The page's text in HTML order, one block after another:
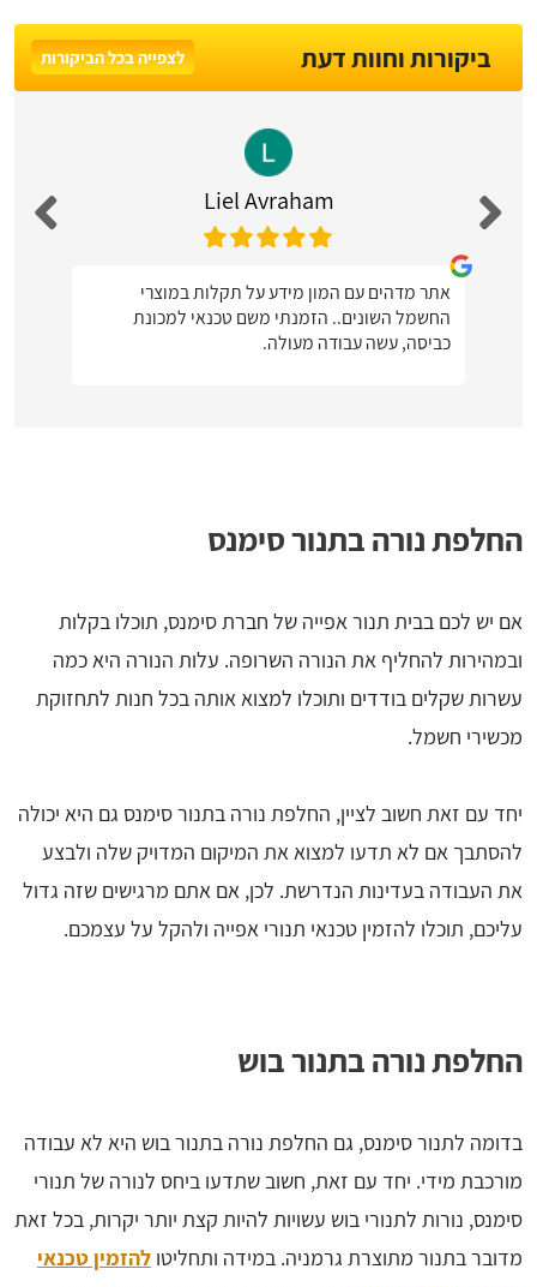
ביקורות וחוות דעת לצפייה בכל הביקורות
Liel Avraham
אתר מדהים עם המון מידע על תקלות במוצרי
החשמל השונים.. הזמנתי משם טכנאי למכונת
כביסה, עשה עבודה מעולה.
החלפת נורה בתנור סימנס
אם יש לכם בבית תנור אפייה של חברת סימנס, תוכלו בקלות
ובמהירות להחליף את הנורה השרופה. עלות הנורה היא כמה
עשרות שקלים בודדים ותוכלו למצוא אותה בכל חנות לתחזוקת
מכשירי חשמל.
יחד עם זאת חשוב לציין, החלפת נורה בתנור סימנס גם היא יכולה
להסתבך אם לא תדעו למצוא את המיקום המדויק שלה ולבצע
את העבודה בעדינות הנדרשת. לכן, אם אתם מרגישים שזה גדול
עליכם, תוכלו להזמין טכנאי תנורי אפייה ולהקל על עצמכם.
החלפת נורה בתנור בוש
בדומה לתנור סימנס, גם החלפת נורה בתנור בוש היא לא עבודה
מורכבת מידי. יחד עם זאת, חשוב שתדעו ביחס לנורה של תנורי
סימנס, נורות לתנורי בוש עשויות להיות קצת יותר יקרות, בכל זאת
מדובר בתנור מתוצרת גרמניה. במידה ותחליטו להזמין טכנאי